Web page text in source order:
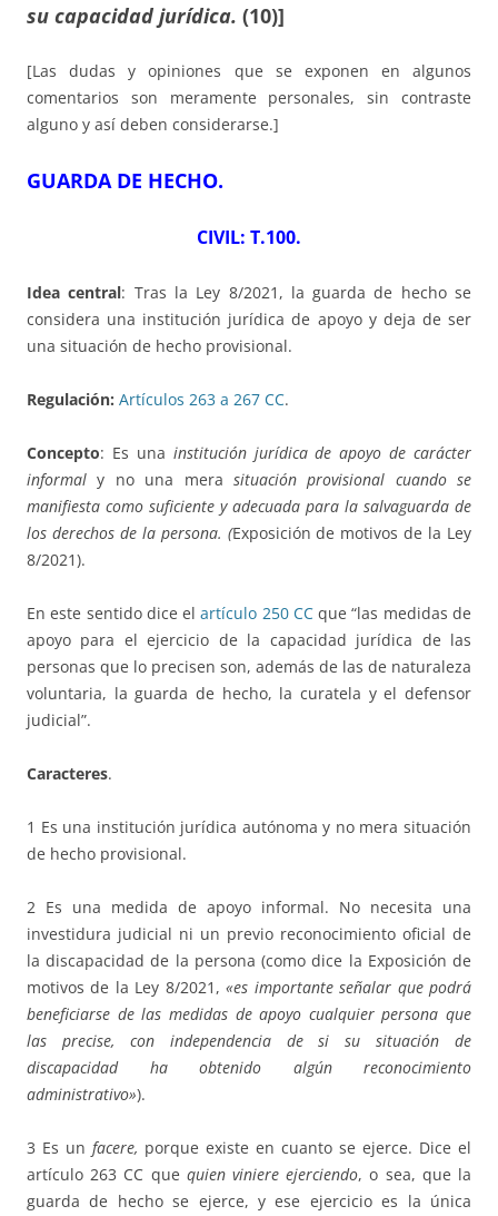
su capacidad jurídica. (10)]
[Las dudas y opiniones que se exponen en algunos
comentarios son meramente personales, sin contraste
alguno y así deben considerarse.]
GUARDA DE HECHO.
CIVIL: T.100.
Idea central: Tras la Ley 8/2021, la guarda de hecho se
considera una institución jurídica de apoyo y deja de ser
una situación de hecho provisional.
Regulación: Artículos 263 a 267 CC.
Concepto: Es una institución jurídica de apoyo de carácter
informaly no una mera situación provisional cuando se
manifiesta como suficiente y adecuada para la salvaguarda de
los derechos de la persona. (Exposición de motivos de la Ley
8/2021).
En este sentido dice elartículo 250 CCque “las medidas de
apoyo para el ejercicio de la capacidad jurídica de las
personas que lo precisen son, además de las de naturaleza
voluntaria, la guarda de hecho, la curatela y el defensor
judicial”.
Caracteres.
1 Es una institución jurídica autónoma y no mera situación
de hecho provisional.
2 Es una medida de apoyo informal. No necesita una
investidura judicial ni un previo reconocimiento oficial de
la discapacidad de la persona (como dice la Exposición de
motivos de la Ley 8/2021,«es importante señalar que podrá
beneficiarse de las medidas de apoyo cualquier persona que
las precise, con independencia de si su situación de
discapacidad ha obtenido algún reconocimiento
administrativo»).
3 Es un facere, porque existe en cuanto se ejerce. Dice el
artículo 263 CC que quien viniere ejerciendo, o sea, que la
guarda de hecho se ejerce, y ese ejercicio es la única